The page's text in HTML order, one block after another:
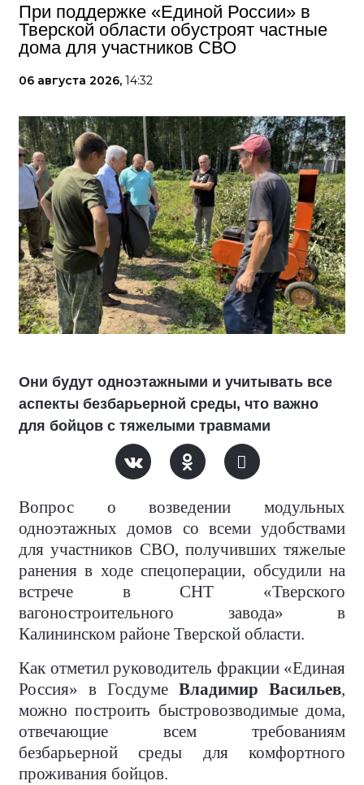
При поддержке «Единой России» в
Тверской области обустроят частные
дома для участников СВО
06 августа 2026, 14:32
Они будут одноэтажными и учитывать все
аспекты безбарьерной среды, что важно
для бойцов с тяжелыми травмами
Вопрос о возведении модульных
одноэтажных домов со всеми удобствами
для участников СВО, получивших тяжелые
ранения в ходе спецоперации, обсудили на
встрече в СНТ «Тверского
вагоностроительного завода» в
Калининском районе Тверской области.
Как отметил руководитель фракции «Единая
Россия» в Госдуме Владимир Васильев,
можно построить быстровозводимые дома,
отвечающие всем требованиям
безбарьерной среды для комфортного
проживания бойцов.